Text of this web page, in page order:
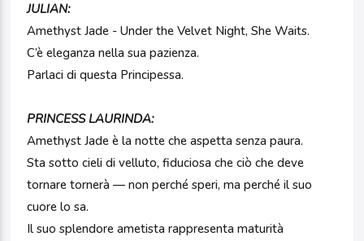
JULIAN:
Amethyst Jade - Under the Velvet Night, She Waits.
C’è eleganza nella sua pazienza.
Parlaci di questa Principessa.
PRINCESS LAURINDA:
Amethyst Jade è la notte che aspetta senza paura.
Sta sotto cieli di velluto, fiduciosa che ciò che deve
tornare tornerà — non perché speri, ma perché il suo
cuore lo sa.
Il suo splendore ametista rappresenta maturità